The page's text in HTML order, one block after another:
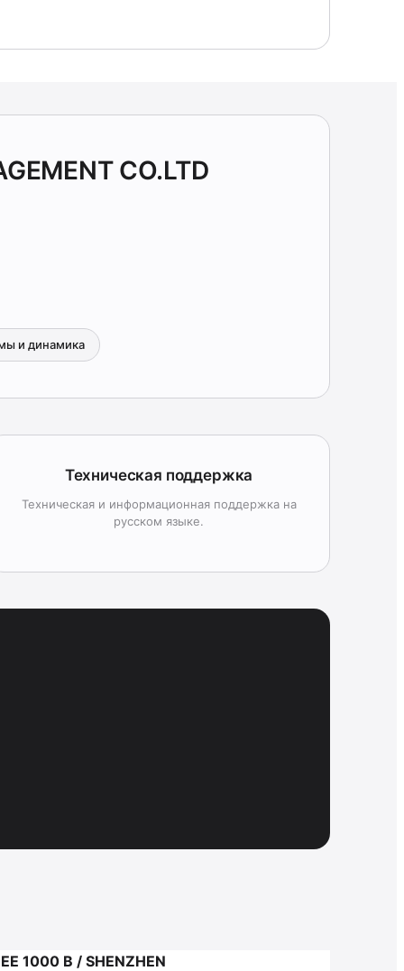
CO.LTD
и динамика
Техническая поддержка
Техническая и информационная поддержка на
русском языке.
В / SHENZHEN